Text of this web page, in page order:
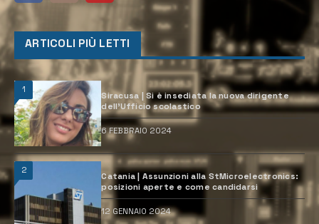
ARTICOLI PIÙ LETTI
1
Siracusa | Si è insediata la nuova dirigente
dell’Ufficio scolastico
6 FEBBRAIO 2024
2
Catania | Assunzioni alla StMicroelectronics:
posizioni aperte e come candidarsi
12 GENNAIO 2024